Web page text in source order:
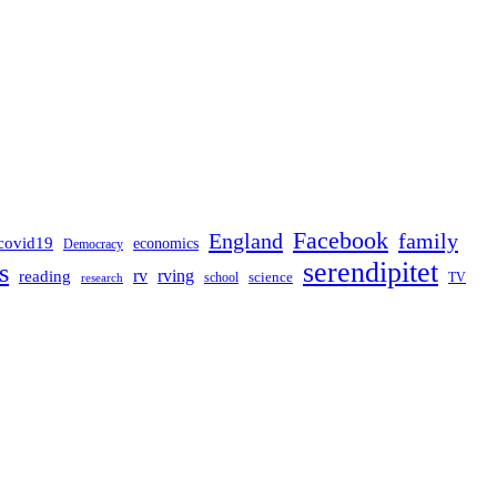
Democracy economics England Facebook family
reading research rv rving school science serendipitet TV